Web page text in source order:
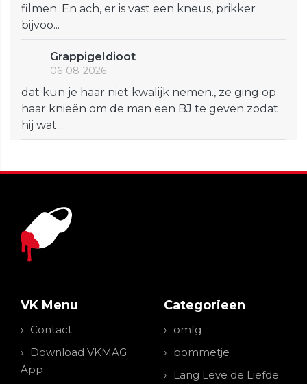
filmen. En ach, er is vast een kneus, prikker
bijvoo...
GrappigeIdioot
06-08-2026
dat kun je haar niet kwalijk nemen., ze ging op
haar knieën om de man een BJ te geven zodat
hij wat...
VK Menu
Contact
Download VKMAG
App
Categorieen
omfg
bommetje
Lang Leve de Liefde